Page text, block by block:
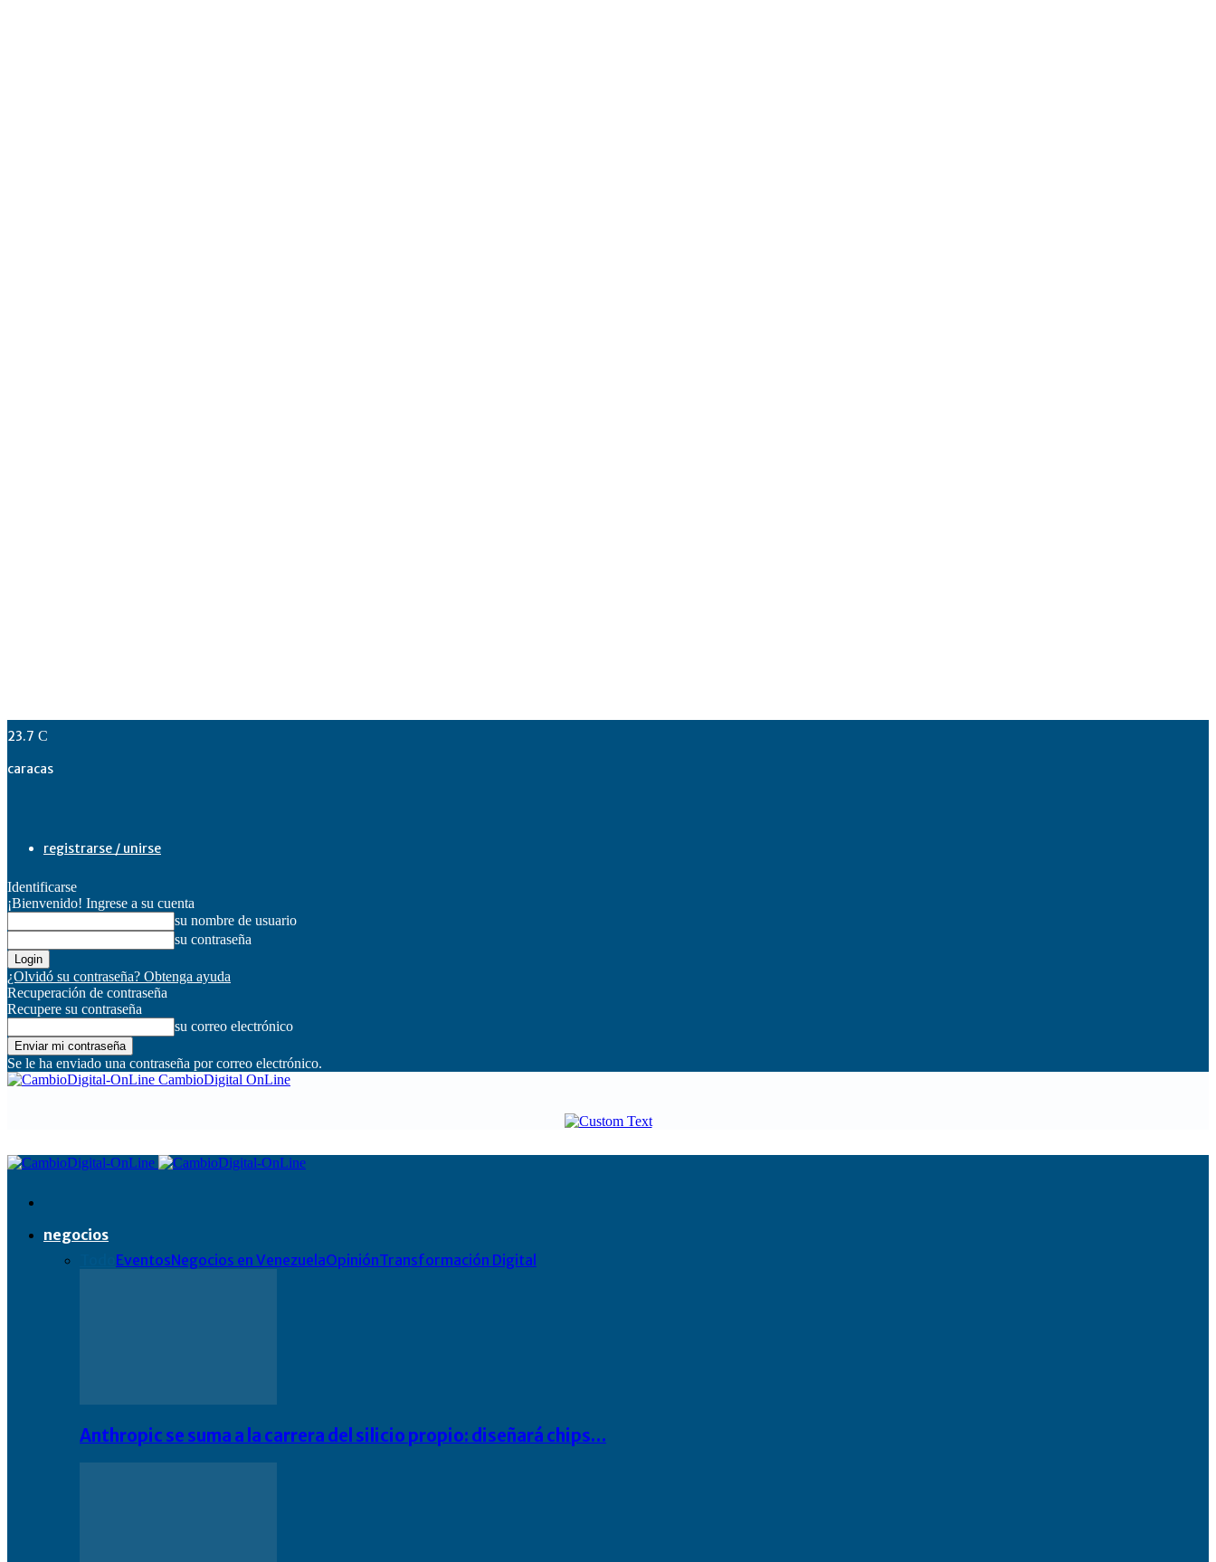
23.7 C
caracas
registrarse / unirse
Identificarse
¡Bienvenido! Ingrese a su cuenta
su nombre de usuario
su contraseña
¿Olvidó su contraseña? Obtenga ayuda
Recuperación de contraseña
Recupere su contraseña
su correo electrónico
Se le ha enviado una contraseña por correo electrónico.
CambioDigital OnLine
negocios
EventosNegocios en VenezuelaOpiniónTransformación Digital
Anthropic se suma a la carrera del silicio propio: diseñará chips…